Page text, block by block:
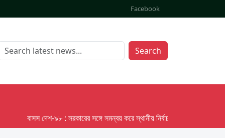
Facebook
Search
বাসস দেশ-৯৮ : সরকারের সঙ্গে সমন্বয় করে স্থানীয় নির্বাচনের তফসিল দেবে ইসি;